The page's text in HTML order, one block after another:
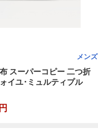
メンズ
スーパーコピー 二つ折
イユ･ミュルティプル